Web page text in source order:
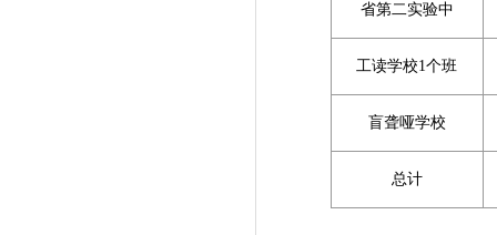
省第二实验中
工读学校1个班
盲聋哑学校
总计